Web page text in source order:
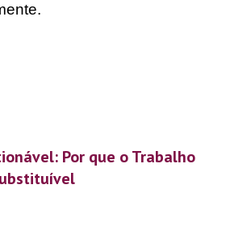
Por que o Trabalho